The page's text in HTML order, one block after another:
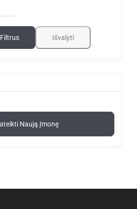
Išvalyti
Naują Įmonę